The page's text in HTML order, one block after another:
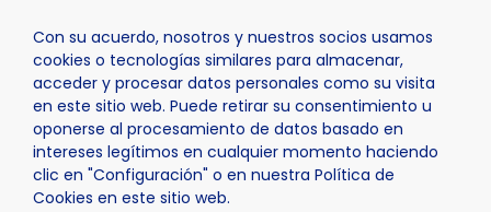
Con su acuerdo, nosotros y nuestros socios usamos
cookies o tecnologías similares para almacenar,
acceder y procesar datos personales como su visita
en este sitio web. Puede retirar su consentimiento u
oponerse al procesamiento de datos basado en
intereses legítimos en cualquier momento haciendo
clic en "Configuración" o en nuestra Política de
Cookies en este sitio web.
Inicio Actualidad Noticias Noticia - Abierto el